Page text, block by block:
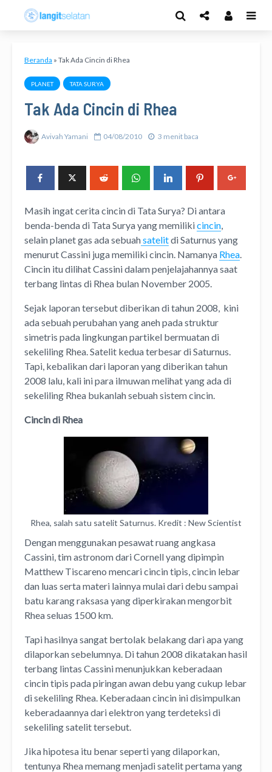
Beranda » Tak Ada Cincin di Rhea
PLANET TATA SURYA
Tak Ada Cincin di Rhea
Avivah Yamani 04/08/2010 3 menit baca
Masih ingat cerita cincin di Tata Surya? Di antara
benda-benda di Tata Surya yang memilikicincin,
selain planet gas ada sebuahsatelitdi Saturnus yang
menurut Cassini juga memiliki cincin. Namanya Rhea.
Cincin itu dilihat Cassini dalam penjelajahannya saat
terbang lintas di Rhea bulan November 2005.
Sejak laporan tersebut diberikan di tahun 2008, kini
ada sebuah perubahan yang aneh pada struktur
simetris pada lingkungan partikel bermuatan di
sekeliling Rhea. Satelit kedua terbesar di Saturnus.
Tapi, kebalikan dari laporan yang diberikan tahun
2008 lalu, kali ini para ilmuwan melihat yang ada di
sekeliling Rhea bukanlah sebuah sistem cincin.
Cincin di Rhea
Rhea, salah satu satelit Saturnus. Kredit : New Scientist
Dengan menggunakan pesawat ruang angkasa
Cassini, tim astronom dari Cornell yang dipimpin
Matthew Tiscareno mencari cincin tipis, cincin lebar
dan luas serta materi lainnya mulai dari debu sampai
batu karang raksasa yang diperkirakan mengorbit
Rhea seluas 1500 km.
Tapi hasilnya sangat bertolak belakang dari apa yang
dilaporkan sebelumnya. Di tahun 2008 dikatakan hasil
terbang lintas Cassini menunjukkan keberadaan
cincin tipis pada piringan awan debu yang cukup lebar
di sekeliling Rhea. Keberadaan cincin ini disimpulkan
keberadaannya dari elektron yang terdeteksi di
sekeliling satelit tersebut.
Jika hipotesa itu benar seperti yang dilaporkan,
tentunya Rhea memang menjadi satelit pertama yang